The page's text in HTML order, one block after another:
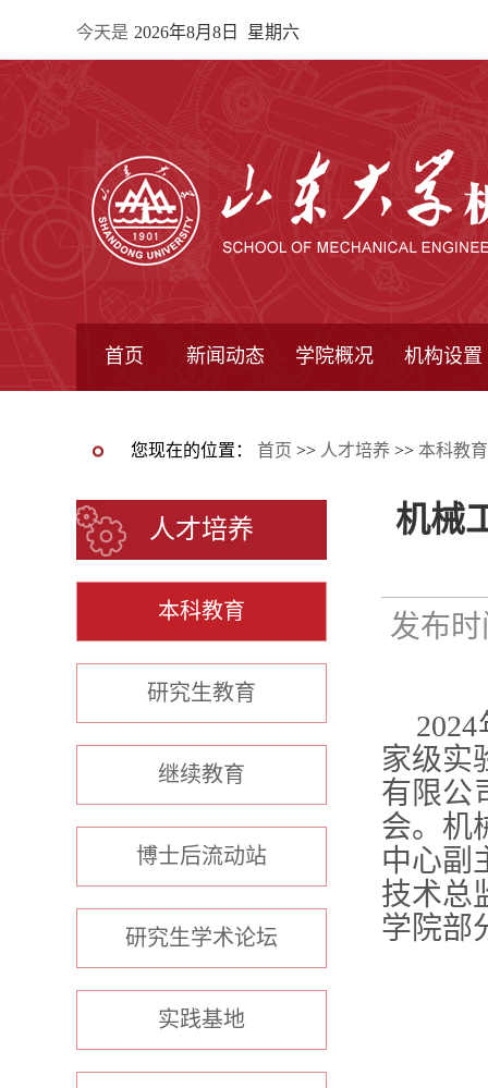
今天是 2026年8月8日 星期六
首页 新闻动态 学院概况 机构设置
您现在的位置： 首页 >> 人才培养 >> 本科教育
人才培养
本科教育
研究生教育
继续教育
博士后流动站
研究生学术论坛
实践基地
机械
发布
家级实
有限公
会。机
中心副
技术总
学院部